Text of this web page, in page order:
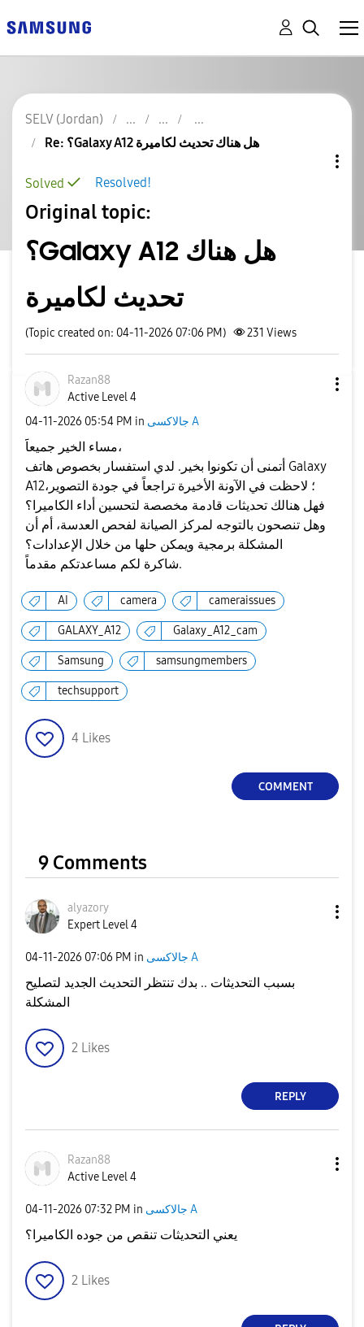
SELV (Jordan)
Re: ؟Galaxy A12 هل هناك تحديث لكاميرة
Resolved!
Solved
Original topic:
؟Galaxy A12 هل هناك
تحديث لكاميرة
(Topic created on: 04-11-2026 07:06 PM) 231 Views
Razan88
Active Level 4
‎04-11-2026 05:54 PM in جالاكسى A
مساء الخير جميعاََ،
أتمنى أن تكونوا بخير. لدي استفسار بخصوص هاتف Galaxy
A12؛ لاحظت في الآونة الأخيرة تراجعاً في جودة التصوير،
فهل هنالك تحديثات قادمة مخصصة لتحسين أداء الكاميرا؟
وهل تنصحون بالتوجه لمركز الصيانة لفحص العدسة، أم أن
المشكلة برمجية ويمكن حلها من خلال الإعدادات؟
شاكرة لكم مساعدتكم مقدماً.
AI camera cameraissues
GALAXY_A12 Galaxy_A12_cam
Samsung samsungmembers
techsupport
4 Likes
COMMENT
9 Comments
alyazory
Expert Level 4
‎04-11-2026 07:06 PM in جالاكسى A
بسبب التحديثات .. بدك تنتظر التحديث الجديد لتصليح
المشكلة
2 Likes
REPLY
Razan88
Active Level 4
‎04-11-2026 07:32 PM in جالاكسى A
يعني التحديثات تنقص من جوده الكاميرا؟
2 Likes